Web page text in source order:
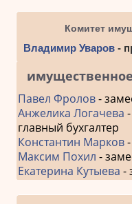
Комитет
Владимир Уваров-
Павел Фролов-
Анжелика Логачева
главный бухгалтер
Константин Марков-
Максим Похил -
Екатерина Кутыева -